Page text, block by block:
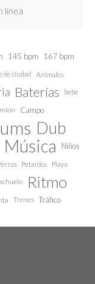
línea
145 bpm 167 bpm
de ciudad Animales
Baterías bebe
Campo
Dub
Música
Niños
Petardos Playa
Ritmo
Trenes Tráfico